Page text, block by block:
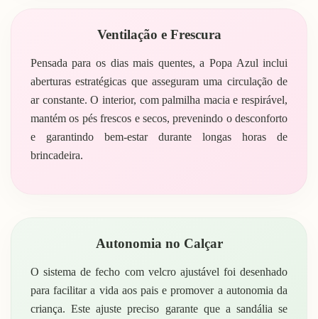
Ventilação e Frescura
Pensada para os dias mais quentes, a Popa Azul inclui
aberturas estratégicas que asseguram uma circulação de
ar constante. O interior, com palmilha macia e respirável,
mantém os pés frescos e secos, prevenindo o desconforto
e garantindo bem-estar durante longas horas de
brincadeira.
Autonomia no Calçar
O sistema de fecho com velcro ajustável foi desenhado
para facilitar a vida aos pais e promover a autonomia da
criança. Este ajuste preciso garante que a sandália se